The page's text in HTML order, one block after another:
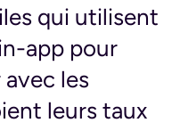
qui utilisent
app pour
les
leurs taux